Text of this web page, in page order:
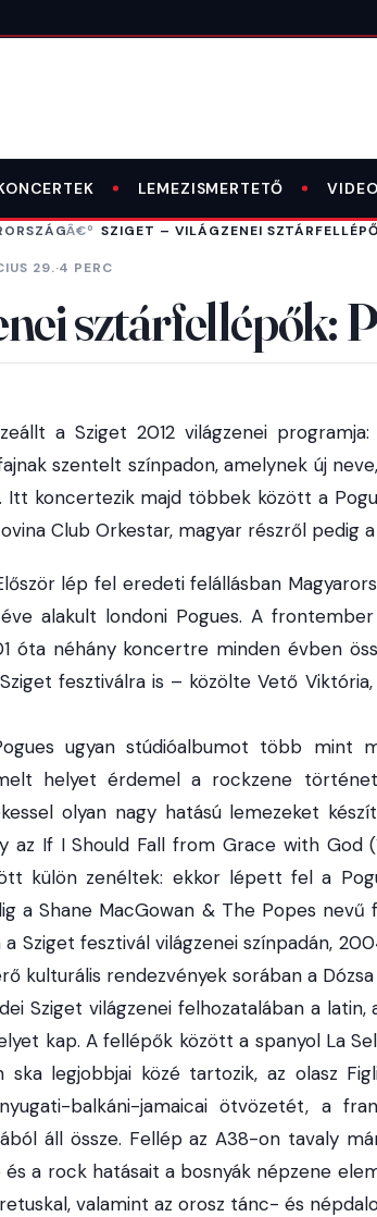
LEMEZISMERTETŐ
SZIGET – VILÁGZENEI
29.·4 PERC
sztárfellépők:
a Sziget 2012 világzenei
szentelt színpadon, amelynek új
Itt koncertezik majd többek között a
Club Orkestar, magyar részről pedig
lép fel eredeti felállásban
alakult londoni Pogues. A frontember
óta néhány koncertre minden évben
fesztiválra is – közölte Vető
ugyan stúdióalbumot több mint
helyet érdemel a rockzene
olyan nagy hatású lemezeket
az If I Should Fall from Grace with God
külön zenéltek: ekkor lépett fel a
a Shane MacGowan & The Popes
a Sziget fesztivál világzenei színpadán,
kulturális rendezvények sorában a
Sziget világzenei felhozatalában a
kap. A fellépők között a spanyol La
ska legjobbjai közé tartozik, az olasz
balkáni-jamaicai ötvözetét, a
áll össze. Fellép az A38-on tavaly
és a rock hatásait a bosnyák népzene
valamint az orosz tánc- és